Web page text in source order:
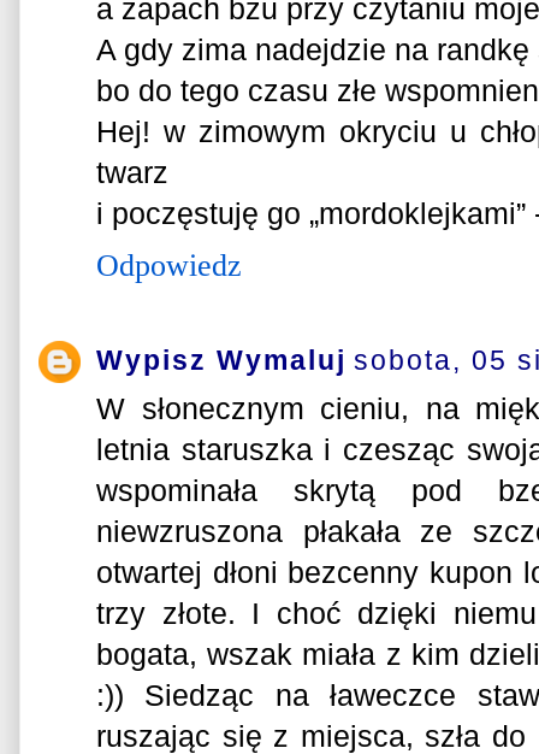
a zapach bzu przy czytaniu
A gdy zima nadejdzie na
bo do tego czasu złe
Hej! w zimowym okryciu u
twarz
i poczęstuję go
Odpowiedz
Wypisz Wymaluj sobota, 05
W słonecznym cieniu, na
letnia staruszka i czesząc
wspominała skrytą pod
niewzruszona płakała ze
otwartej dłoni bezcenny kupon
trzy złote. I choć dzięki
bogata, wszak miała z kim
:)) Siedząc na ławeczce
ruszając się z miejsca, szła